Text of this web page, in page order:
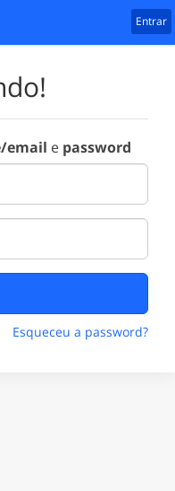
Entrar
email e password
Esqueceu a password?